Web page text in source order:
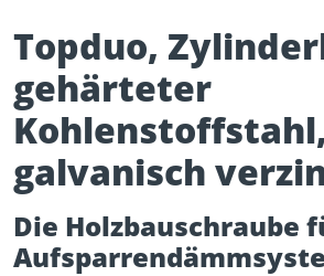
Topduo,
gehärteter
Kohlenstoffstahl,
galvanisch
Die Holzbauschraube